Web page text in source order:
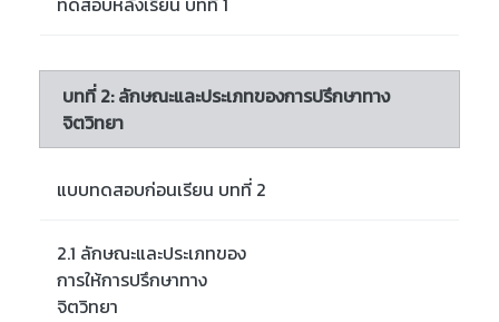
บทที่ 2: ลักษณะและประเภทของการปรึกษาทาง
จิตวิทยา
แบบทดสอบก่อนเรียน บทที่ 2
2.1 ลักษณะและประเภทของ
การให้การปรึกษาทาง
จิตวิทยา